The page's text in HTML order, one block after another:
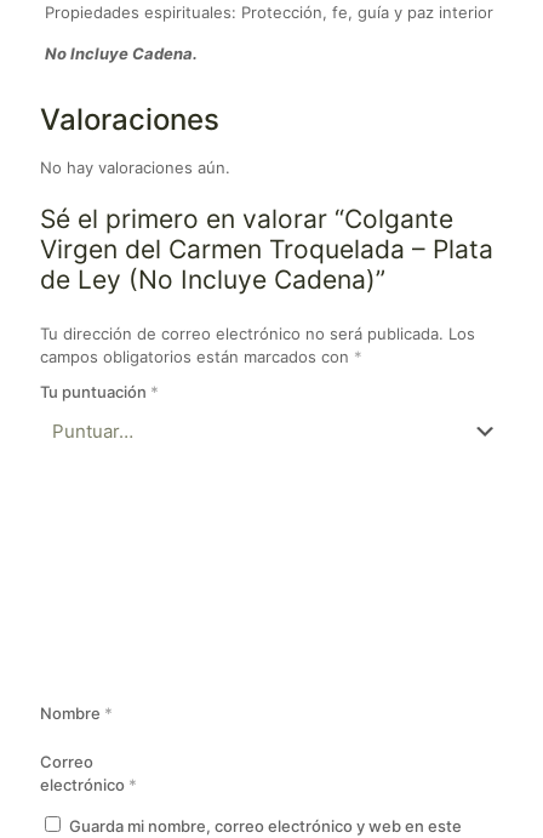
Propiedades espirituales: Protección, fe, guía y paz interior
No Incluye Cadena.
Valoraciones
No hay valoraciones aún.
Sé el primero en valorar “Colgante
Virgen del Carmen Troquelada – Plata
de Ley (No Incluye Cadena)”
Tu dirección de correo electrónico no será publicada. Los
campos obligatorios están marcados con *
Tu puntuación *
Nombre *
Correo
electrónico *
Guarda mi nombre, correo electrónico y web en este